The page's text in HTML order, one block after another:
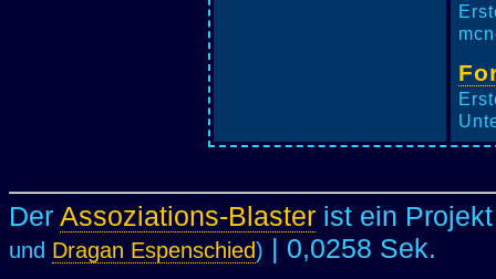
Der Assoziations-Blaster ist ein
und Dragan Espenschied) | 0,0258 Sek.